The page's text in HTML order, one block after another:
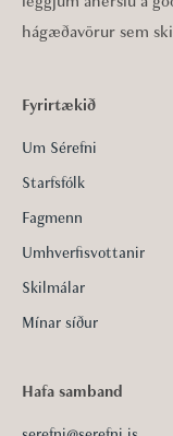
hágæðavörur sem
Fyrirtækið
Um Sérefni
Starfsfólk
Fagmenn
Umhverfisvottanir
Skilmálar
Mínar síður
Hafa samband